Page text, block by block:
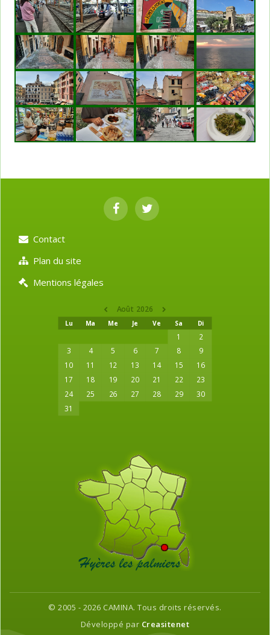
Contact
Plan du site
Mentions légales
Août 2026
Lu Ma Me Je Ve Sa Di
1
2
3
4 5 6 7 8 9
10 11 12 13 14 15
16
17
18 19 20 21 22
23
24
25 26 27 28 29 30
31
© 2005 - 2026 CAMINA. Tous droits réservés.
Développé par Creasitenet